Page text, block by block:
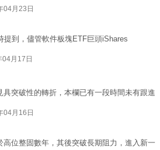
04月23日
到，儘管軟件板塊ETF巨頭iShares
月17日
突破性的轉折，本欄已有一段時間未有跟進
04月16日
位整固數年，其後突破長期阻力，進入新一